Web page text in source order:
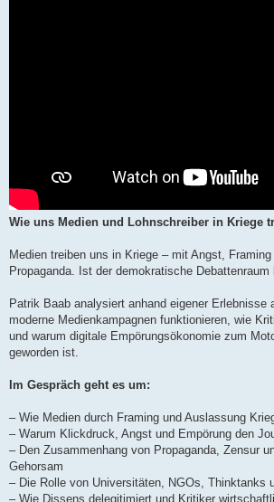
Wie uns Medien und Lohnschreiber in Kriege
Medien treiben uns in Kriege – mit Angst,
Propaganda. Ist der demokratische
Patrik Baab analysiert anhand eigener Erlebnisse
moderne Medienkampagnen funktionieren, wie
und warum digitale Empörungsökonomie zum
geworden ist.
Im Gespräch geht es um:
– Wie Medien durch Framing und Auslassung
– Warum Klickdruck, Angst und Empörung den
– Den Zusammenhang von Propaganda, Zensur
Gehorsam
– Die Rolle von Universitäten, NGOs, Thinktanks
– Wie Dissens delegitimiert und Kritiker